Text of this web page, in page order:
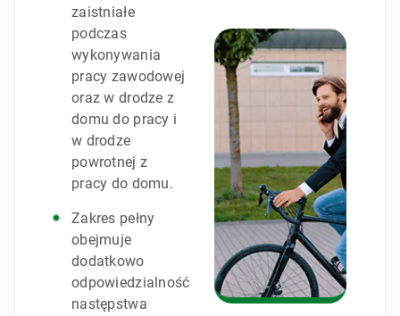
zaistniałe
podczas
wykonywania
pracy zawodowej
oraz w drodze z
domu do pracy i
w drodze
powrotnej z
pracy do domu.
Zakres pełny
obejmuje
dodatkowo
odpowiedzialność
następstwa